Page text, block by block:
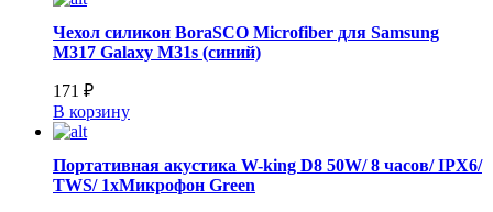
Чехол силикон BoraSCO Microfiber для Samsung
M317 Galaxy M31s (синий)
171 ₽
В корзину
Портативная акустика W-king D8 50W/ 8 часов/ IPX6/
TWS/ 1xМикрофон Green